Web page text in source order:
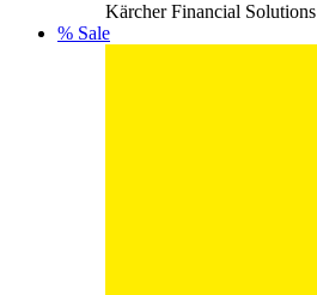
Kärcher Financial Solutions
% Sale